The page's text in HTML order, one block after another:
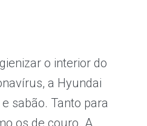
o interior do
a Hyundai
sabão. Tanto para
os de couro. A